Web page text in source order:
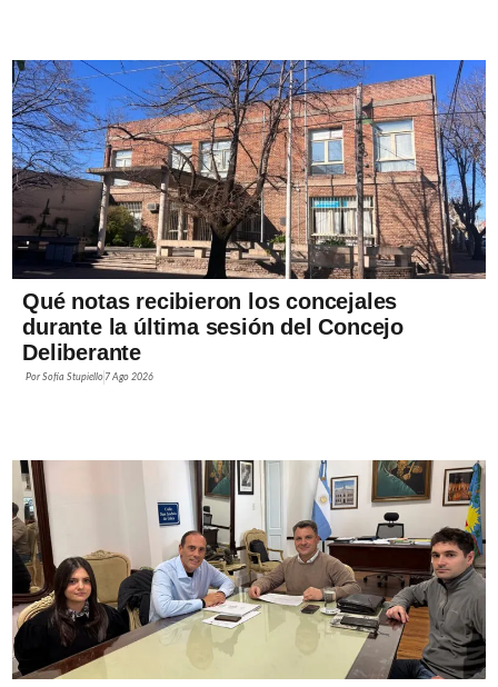
Qué notas recibieron los concejales
durante la última sesión del Concejo
Deliberante
PorSofía Stupiello 7 Ago 2026